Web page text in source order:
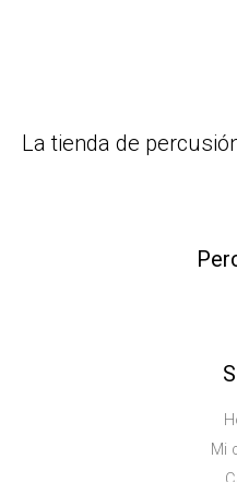
La tienda de
Mi